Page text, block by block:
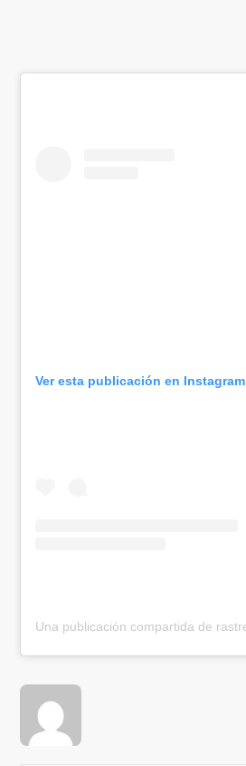
Ver esta publicación en Instagram